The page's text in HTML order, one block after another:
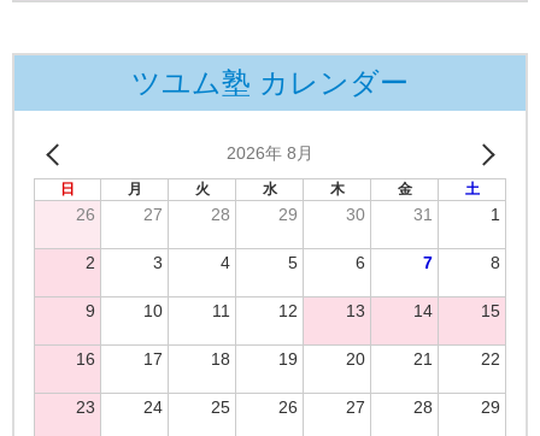
ツユム塾 カレンダー
2026年 8月
日 月 火 水 木 金 土
26 27 28 29 30 31 1
2 3 4 5 6 7 8
9 10 11 12 13 14 15
16 17 18 19 20 21 22
23 24 25 26 27 28 29